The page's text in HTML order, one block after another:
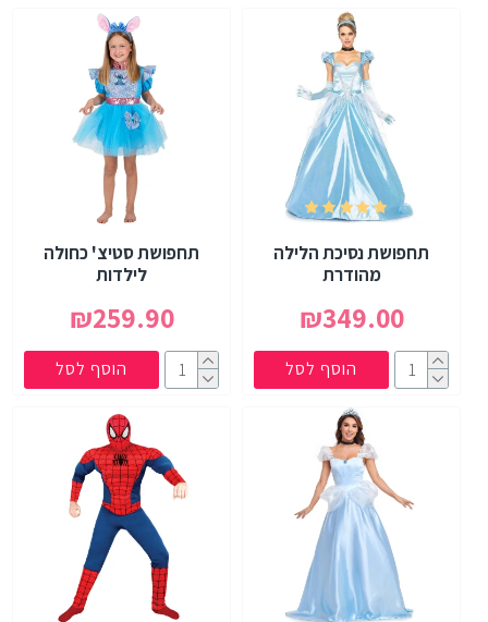
תחפושת נסיכת הלילה
מהודרת
₪349.00
הוסף לסל
תחפושת סטיצ' כחולה
לילדות
₪259.90
הוסף לסל